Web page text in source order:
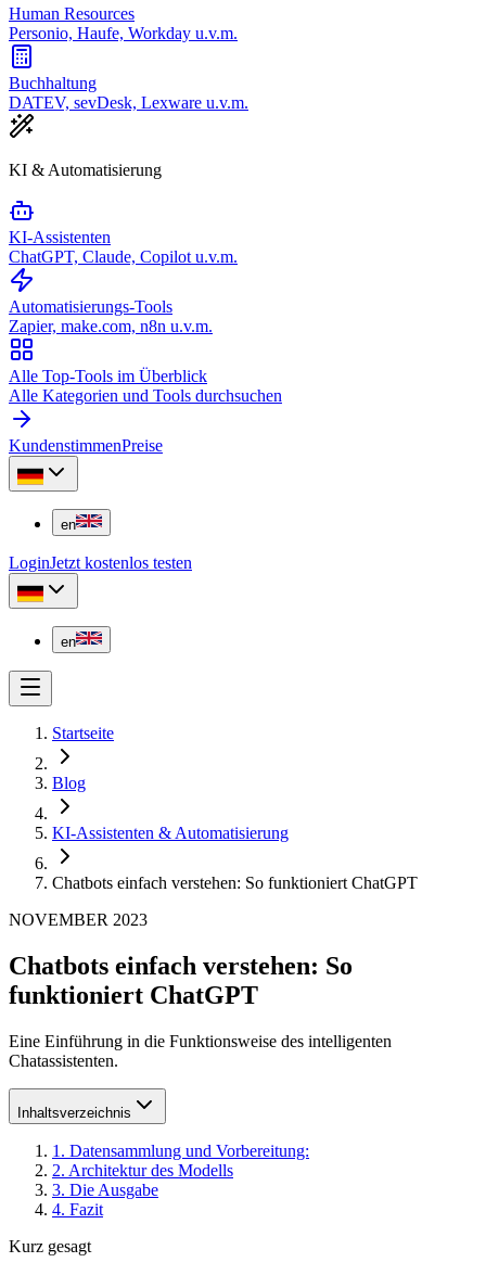
Human Resources
Personio, Haufe, Workday u.v.m.
Buchhaltung
DATEV, sevDesk, Lexware u.v.m.
KI & Automatisierung
KI-Assistenten
ChatGPT, Claude, Copilot u.v.m.
Automatisierungs-Tools
Zapier, make.com, n8n u.v.m.
Alle Top-Tools im Überblick
Alle Kategorien und Tools durchsuchen
KundenstimmenPreise
en
LoginJetzt kostenlos testen
en
Startseite
Blog
KI-Assistenten & Automatisierung
Chatbots einfach verstehen: So funktioniert ChatGPT
NOVEMBER 2023
Chatbots einfach verstehen: So
funktioniert ChatGPT
Eine Einführung in die Funktionsweise des intelligenten
Chatassistenten.
Inhaltsverzeichnis
1 . Datensammlung und Vorbereitung:
2. Architektur des Modells
3. Die Ausgabe
4. Fazit
Kurz gesagt